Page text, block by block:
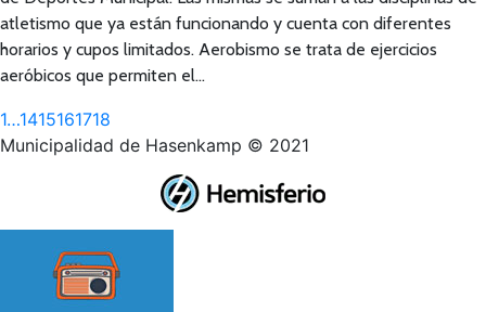
atletismo que ya están funcionando y cuenta con diferentes
horarios y cupos limitados. Aerobismo se trata de ejercicios
aeróbicos que permiten el…
1…1415161718
Municipalidad de Hasenkamp © 2021
Tienda